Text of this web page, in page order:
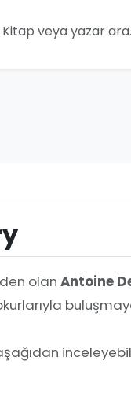
olan Antoine